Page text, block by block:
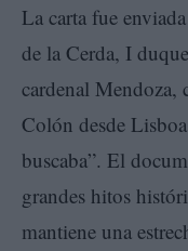
La carta fue
de la Cerda, I
cardenal Mendoza,
Colón desde
buscaba”. El
grandes hitos
mantiene una